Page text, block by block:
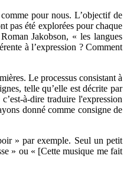
pour nous. L’objectif de
pas été explorées pour chaque
Jakobson, « les langues
à l’expression ? Comment
Le processus consistant à
telle qu’elle est décrite par
à-dire traduire l'expression
donné comme consigne de
» par exemple. Seul un petit
» ou « [Cette musique me fait